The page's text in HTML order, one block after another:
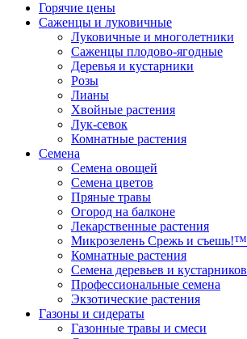
Горячие цены
Саженцы и луковичные
Луковичные и многолетники
Саженцы плодово-ягодные
Деревья и кустарники
Розы
Лианы
Хвойные растения
Лук-севок
Комнатные растения
Семена
Семена овощей
Семена цветов
Пряные травы
Огород на балконе
Лекарственные растения
Микрозелень Срежь и съешь!™
Комнатные растения
Семена деревьев и кустарников
Профессиональные семена
Экзотические растения
Газоны и сидераты
Газонные травы и смеси